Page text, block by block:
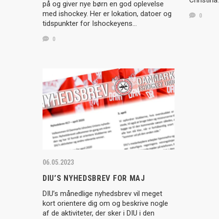
på og giver nye børn en god oplevelse
med ishockey. Her er lokation, datoer og
tidspunkter for Ishockeyens…
0
0
06.05.2023
DIU’S NYHEDSBREV FOR MAJ
DIU’s månedlige nyhedsbrev vil meget
kort orientere dig om og beskrive nogle
af de aktiviteter, der sker i DIU i den